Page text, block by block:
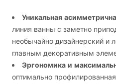
Уникальная
линия ванны с заметно
необычайно дизайнерский и
главным декоративным
Эргономика и
оптимально